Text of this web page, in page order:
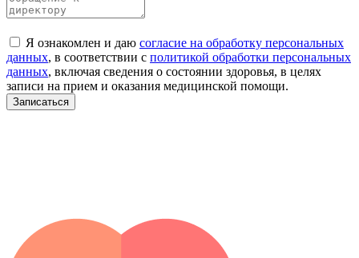
Я ознакомлен и даю согласие на обработку персональных
данных, в соответствии с политикой обработки персональных
данных, включая сведения о состоянии здоровья, в целях
записи на прием и оказания медицинской помощи.
Записаться